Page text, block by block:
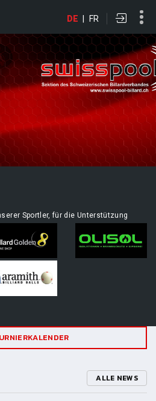
DE | FR
Sportler, für die Unterstützung
ALLE NEWS